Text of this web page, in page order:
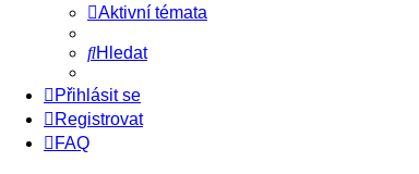
Aktivní témata
Hledat
Přihlásit se
Registrovat
FAQ